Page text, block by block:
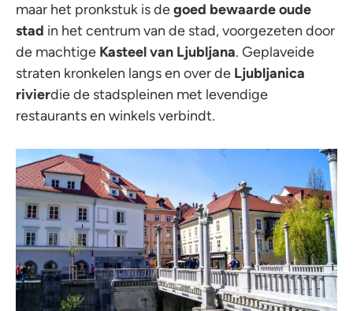
maar het pronkstuk is degoed bewaarde oude
stad in het centrum van de stad, voorgezeten door
de machtige Kasteel van Ljubljana. Geplaveide
straten kronkelen langs en over de Ljubljanica
rivierdie de stadspleinen met levendige
restaurants en winkels verbindt.